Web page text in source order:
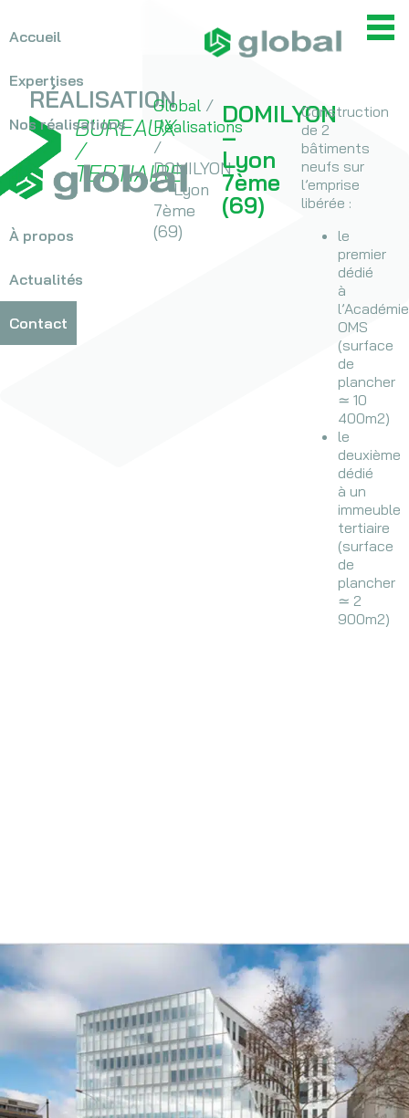
Accueil
Expertises
> OPC
Nos réalisations
> Hospitalier
Bureaux / Tertiaire
> Scolaires
> Équipements
> Culturel
> Autres Voir toutes les réalisations
À propos
Historique
Équipe
Nous rejoindre
Actualités
Contact
RÉALISATION
BUREAUX
/
TERTIAIRE
Global /
Réalisations
/
DOMILYON
– Lyon
7ème
(69)
DOMILYON
–
Lyon
7ème
(69)
Construction
de 2
bâtiments
neufs sur
l’emprise
libérée :
le
premier
dédié
à
l’Académie
OMS
(surface
de
plancher
≃ 10
400m2)
le
deuxième
dédié
à un
immeuble
tertiaire
(surface
de
plancher
≃ 2
900m2)